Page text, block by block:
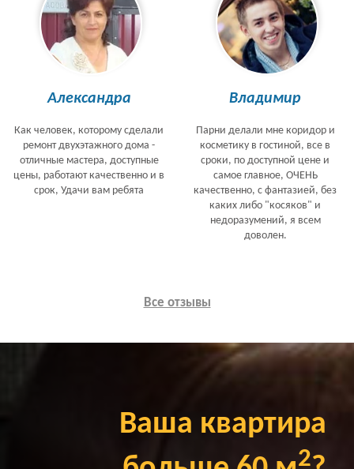
Александра
Как человек, которому сделали
ремонт двухэтажного дома -
отличные мастера, доступные
цены, работают качественно и в
срок, Удачи вам ребята
Владимир
Парни делали мне коридор и
косметику в гостиной, все в
сроки, по доступной цене и
самое главное, ОЧЕНЬ
качественно, с фантазией, без
каких либо "косяков" и
недоразумений, я всем
доволен.
Все отзывы
Ваша квартира
2